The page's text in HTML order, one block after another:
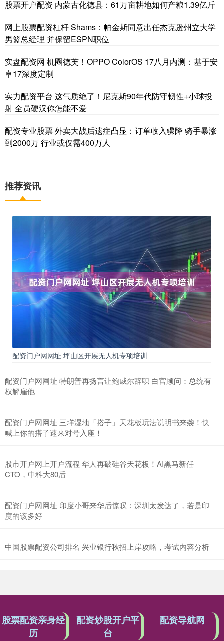
股票开户配资 内蒙古化德县：61万亩耕地如何产粮1.39亿斤
网上股票配资杠杆 Shams：帕金斯同意出任杰克逊州立大学
男篮总经理 并保留ESPN职位
实盘配资网 机圈德芙！OPPO ColorOS 17八月内测：基于安
卓17深度定制
实力配资平台 这气质绝了！尼克斯90年代防守韧性+小球投
射 全员硬汉你怎能不爱
配资专业股票 外卖大战后遗症凸显：订单收入骤降 骑手暴涨
到2000万 行业或仅需400万人
推荐资讯
配资门户网网址 坪山区开展无人机专项培训
配资门户网网址 特朗普再扬言让鲍威尔辞职 白宫顾问：总统有
权解雇他
配资门户网网址 三垟湿地「搭子」天花板玩法说明书来袭！快
喊上你的搭子速来对号入座！
股市开户网上开户流程 华人再破硅谷天花板！AI黑马新任
CTO，中科大80后
配资门户网网址 印度小哥来华后惊叹：深圳太发达了，若是印
度的该多好
中国股票配资公司排名 兴业银行秋招上岸攻略，考试内容分析
股票配资亲身经
历
配资炒股开户平
台
配资导航网